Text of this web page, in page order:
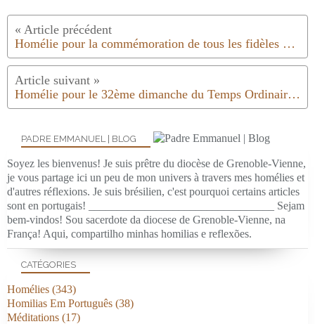
Homélie pour la commémoration de tous les fidèles défunts │2018
Homélie pour le 32ème dimanche du Temps Ordinaire│Année B│2018
PADRE EMMANUEL | BLOG
Soyez les bienvenus! Je suis prêtre du diocèse de Grenoble-Vienne,
je vous partage ici un peu de mon univers à travers mes homélies et
d'autres réflexions. Je suis brésilien, c'est pourquoi certains articles
sont en portugais! _________________________________ Sejam
bem-vindos! Sou sacerdote da diocese de Grenoble-Vienne, na
França! Aqui, compartilho minhas homilias e reflexões.
CATÉGORIES
Homélies (343)
Homilias Em Português (38)
Méditations (17)